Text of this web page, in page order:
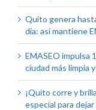
Quito genera
día: así mantiene
EMASEO impulsa
ciudad más limpia
¡Quito corre y
especial para dejar